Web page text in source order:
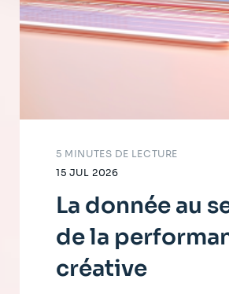
15 JUL 2026
5 MINUTES DE LECTURE
La donnée au
de la
créative